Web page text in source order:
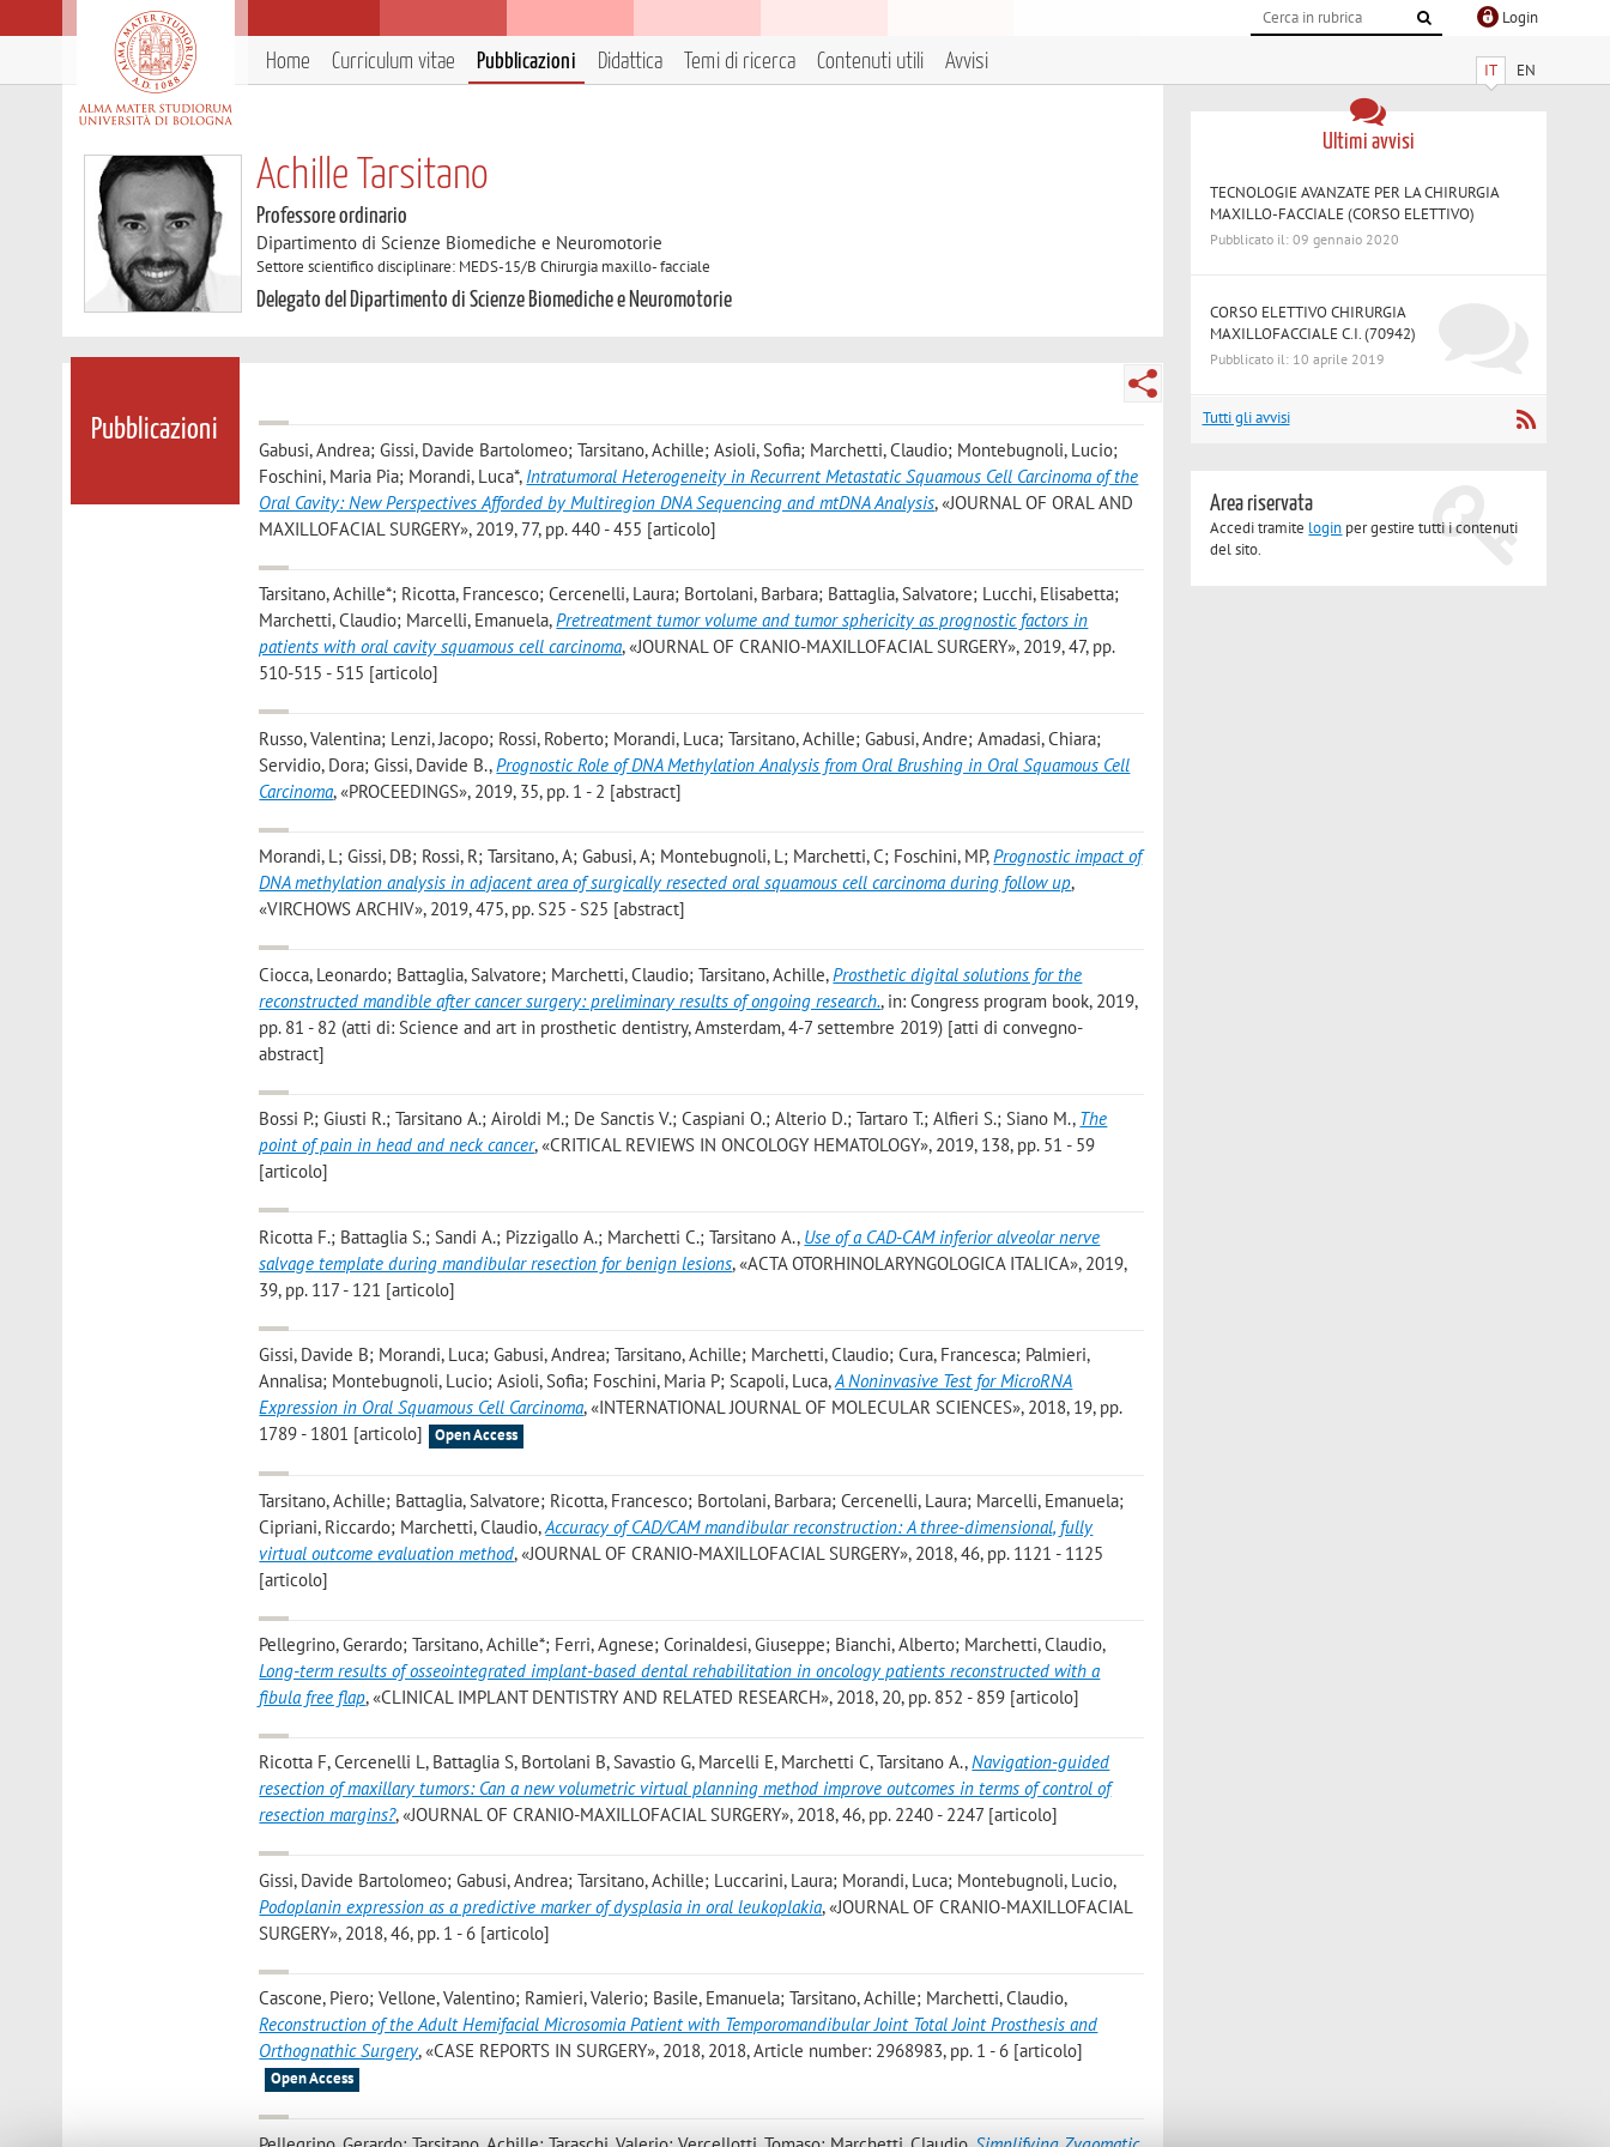
Login
IT EN
Home Curriculum vitae Pubblicazioni Didattica Temi di ricerca Contenuti utili Avvisi
Achille Tarsitano
Professore ordinario
Dipartimento di Scienze Biomediche e Neuromotorie
Settore scientifico disciplinare: MEDS-15/B Chirurgia maxillo- facciale
Delegato del Dipartimento di Scienze Biomediche e Neuromotorie
Pubblicazioni
Gabusi, Andrea; Gissi, Davide Bartolomeo; Tarsitano, Achille; Asioli, Sofia; Marchetti, Claudio; Montebugnoli, Lucio;
Foschini, Maria Pia; Morandi, Luca*, Intratumoral Heterogeneity in Recurrent Metastatic Squamous Cell Carcinoma of the
Oral Cavity: New Perspectives Afforded by Multiregion DNA Sequencing and mtDNA Analysis, «JOURNAL OF ORAL AND
MAXILLOFACIAL SURGERY», 2019, 77, pp. 440 - 455 [articolo]
Tarsitano, Achille*; Ricotta, Francesco; Cercenelli, Laura; Bortolani, Barbara; Battaglia, Salvatore; Lucchi, Elisabetta;
Marchetti, Claudio; Marcelli, Emanuela,Pretreatment tumor volume and tumor sphericity as prognostic factors in
patients with oral cavity squamous cell carcinoma, «JOURNAL OF CRANIO-MAXILLOFACIAL SURGERY», 2019, 47, pp.
510-515 - 515 [articolo]
Russo, Valentina; Lenzi, Jacopo; Rossi, Roberto; Morandi, Luca; Tarsitano, Achille; Gabusi, Andre; Amadasi, Chiara;
Servidio, Dora; Gissi, Davide B.,Prognostic Role of DNA Methylation Analysis from Oral Brushing in Oral Squamous Cell
Carcinoma, «PROCEEDINGS», 2019, 35, pp. 1 - 2 [abstract]
Morandi, L; Gissi, DB; Rossi, R; Tarsitano, A; Gabusi, A; Montebugnoli, L; Marchetti, C; Foschini, MP,Prognostic impact of
DNA methylation analysis in adjacent area of surgically resected oral squamous cell carcinoma during follow up,
«VIRCHOWS ARCHIV», 2019, 475, pp. S25 - S25 [abstract]
Ciocca, Leonardo; Battaglia, Salvatore; Marchetti, Claudio; Tarsitano, Achille,Prosthetic digital solutions for the
reconstructed mandible after cancer surgery: preliminary results of ongoing research., in: Congress program book, 2019,
pp. 81 - 82 (atti di: Science and art in prosthetic dentistry, Amsterdam, 4-7 settembre 2019) [atti di convegno-
abstract]
Bossi P.; Giusti R.; Tarsitano A.; Airoldi M.; De Sanctis V.; Caspiani O.; Alterio D.; Tartaro T.; Alfieri S.; Siano M., The
point of pain in head and neck cancer, «CRITICAL REVIEWS IN ONCOLOGY HEMATOLOGY», 2019, 138, pp. 51 - 59
[articolo]
Ricotta F.; Battaglia S.; Sandi A.; Pizzigallo A.; Marchetti C.; Tarsitano A., Use of a CAD-CAM inferior alveolar nerve
salvage template during mandibular resection for benign lesions, «ACTA OTORHINOLARYNGOLOGICA ITALICA», 2019,
39, pp. 117 - 121 [articolo]
Gissi, Davide B; Morandi, Luca; Gabusi, Andrea; Tarsitano, Achille; Marchetti, Claudio; Cura, Francesca; Palmieri,
Annalisa; Montebugnoli, Lucio; Asioli, Sofia; Foschini, Maria P; Scapoli, Luca,A Noninvasive Test for MicroRNA
Expression in Oral Squamous Cell Carcinoma, «INTERNATIONAL JOURNAL OF MOLECULAR SCIENCES», 2018, 19, pp.
1789 - 1801 [articolo]
Open Access
Tarsitano, Achille; Battaglia, Salvatore; Ricotta, Francesco; Bortolani, Barbara; Cercenelli, Laura; Marcelli, Emanuela;
Cipriani, Riccardo; Marchetti, Claudio,Accuracy of CAD/CAM mandibular reconstruction: A three-dimensional, fully
virtual outcome evaluation method, «JOURNAL OF CRANIO-MAXILLOFACIAL SURGERY», 2018, 46, pp. 1121 - 1125
[articolo]
Pellegrino, Gerardo; Tarsitano, Achille*; Ferri, Agnese; Corinaldesi, Giuseppe; Bianchi, Alberto; Marchetti, Claudio,
Long-term results of osseointegrated implant-based dental rehabilitation in oncology patients reconstructed with a
fibula free flap, «CLINICAL IMPLANT DENTISTRY AND RELATED RESEARCH», 2018, 20, pp. 852 - 859 [articolo]
Ricotta F, Cercenelli L, Battaglia S, Bortolani B, Savastio G, Marcelli E, Marchetti C, Tarsitano A.,Navigation-guided
resection of maxillary tumors: Can a new volumetric virtual planning method improve outcomes in terms of control of
resection margins?, «JOURNAL OF CRANIO-MAXILLOFACIAL SURGERY», 2018, 46, pp. 2240 - 2247 [articolo]
Gissi, Davide Bartolomeo; Gabusi, Andrea; Tarsitano, Achille; Luccarini, Laura; Morandi, Luca; Montebugnoli, Lucio,
Podoplanin expression as a predictive marker of dysplasia in oral leukoplakia, «JOURNAL OF CRANIO-MAXILLOFACIAL
SURGERY», 2018, 46, pp. 1 - 6 [articolo]
Cascone, Piero; Vellone, Valentino; Ramieri, Valerio; Basile, Emanuela; Tarsitano, Achille; Marchetti, Claudio,
Reconstruction of the Adult Hemifacial Microsomia Patient with Temporomandibular Joint Total Joint Prosthesis and
Orthognathic Surgery, «CASE REPORTS IN SURGERY», 2018, 2018, Article number: 2968983, pp. 1 - 6 [articolo]
Open Access
Ultimi avvisi
TECNOLOGIE AVANZATE PER LA CHIRURGIA
MAXILLO-FACCIALE (CORSO ELETTIVO)
Pubblicato il: 09 gennaio 2020
CORSO ELETTIVO CHIRURGIA
MAXILLOFACCIALE C.I. (70942)
Pubblicato il: 10 aprile 2019
Tutti gli avvisi
Area riservata
Accedi tramite login per gestire tutti i contenuti
del sito.